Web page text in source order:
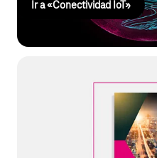
Ir a «Conectividad IoT»
Guía de
¿Quieres saber más sobre lo
hora de conectar tus
obstáculos hay que superar en